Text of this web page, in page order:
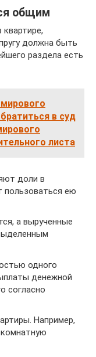
общим
должна быть
раздела есть
в суд
листа
доли в
ею
а вырученные
одного
денежной
согласно
Например,